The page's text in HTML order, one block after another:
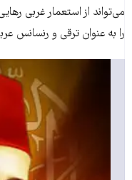
می‌تواند از استعمار غربی
را به عنوان ترقی و رنسانس